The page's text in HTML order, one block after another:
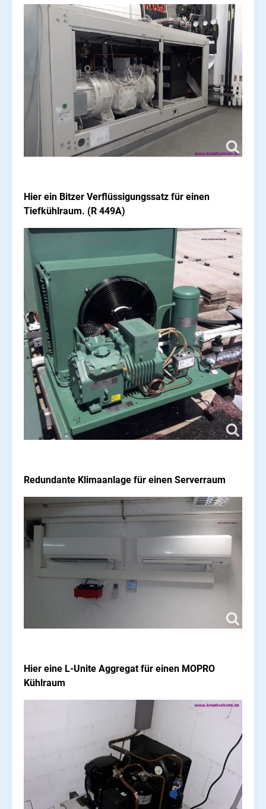
Hier ein Bitzer Verflüssigungssatz für einen
Tiefkühlraum. (R 449A)
Redundante Klimaanlage für einen Serverraum
Hier eine L-Unite Aggregat für einen MOPRO
Kühlraum